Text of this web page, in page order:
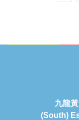
九龍黃大
(South)